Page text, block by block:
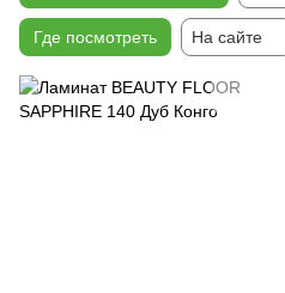
Где посмотреть На сайте